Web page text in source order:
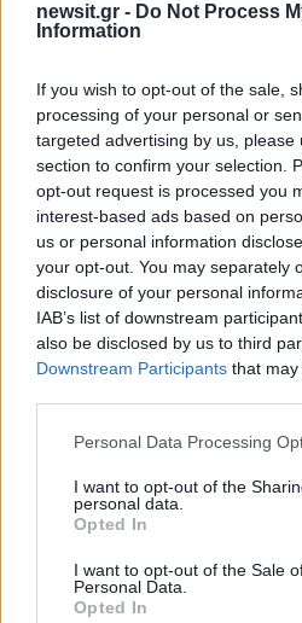
newsit.gr - Do Not Process
Information
If you wish to opt-out of the sale,
processing of your personal or
targeted advertising by us, please
section to confirm your selection.
opt-out request is processed you
interest-based ads based on
us or personal information
your opt-out. You may separately
disclosure of your personal
IAB’s list of downstream
also be disclosed by us to third
Downstream Participants that
Please note that this website/app
not limited to your visit or usage
grant or deny consent to Google
use your data for below specified
consent section.
Personal Data Processing
I want to opt-out of the
personal data.
Opted In
I want to opt-out of the Sale
Personal Data.
Opted In
Σκληρό δίλημμα
αυτοδυναμία
πρώτου κόμματος, το